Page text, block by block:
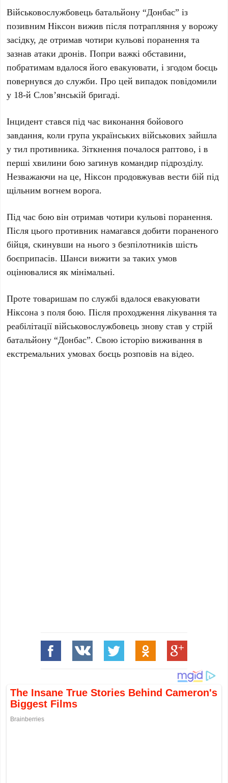
Військовослужбовець батальйону “Донбас” із
позивнимНіксон вижив після потрапляння у ворожу
засідку, де отримав чотири кульові поранення та
зазнав атаки дронів. Попри важкі обставини,
побратимам вдалося його евакуювати, і згодом боєць
повернувся до служби. Про цей випадок повідомили
у 18-й Слов’янській бригаді.
Інцидент стався під час виконання бойового
завдання, коли група українських військових зайшла
у тил противника. Зіткнення почалося раптово, і в
перші хвилини бою загинув командир підрозділу.
Незважаючи на це, Ніксон продовжував вести бій під
щільним вогнем ворога.
Під час бою він отримавчотири кульові поранення.
Після цього противник намагався добити пораненого
бійця, скинувши на нього з безпілотниківшість
боєприпасів. Шанси вижити за таких умов
оцінювалися як мінімальні.
Проте товаришам по службі вдалося евакуювати
Ніксона з поля бою. Після проходження лікування та
реабілітації військовослужбовець знову став у стрій
батальйону “Донбас”. Свою історію виживання в
екстремальних умовах боєць розповів на відео.